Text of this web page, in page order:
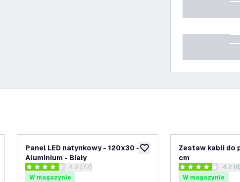
do listy życzeń dodaj do listy życzeń
Panel LED natynkowy - 120x30 -
Aluminium - Biały
otwórz panel recenzji
4.246753 Gwiazdki oceny
4.2 (77)
W magazynie
Zestaw kabli do
cm
otwórz
4.2 Gwiazdki oceny
4.2 (6)
W magazynie